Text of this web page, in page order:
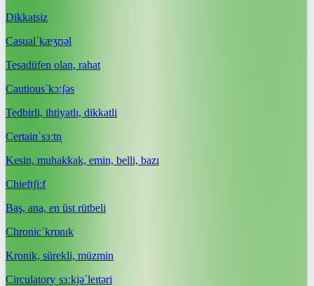
Dikkatsiz
Casualˈkæʒʊəl
Tesadüfen olan, rahat
Cautiousˈkɔːʃəs
Tedbirli, ihtiyatlı, dikkatli
Certainˈsɜːtn̩
Kesin, muhakkak, emin, belli, bazı
Chieftʃiːf
Baş, ana, en üst rütbeli
Chronicˈkrɒnɪk
Kronik, sürekli, müzmin
Circulatory ˌsɜːkjəˈleɪtəri